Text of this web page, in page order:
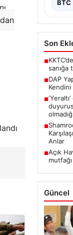
BTC
Son
■
sanığa
■DAP
■
■
Anlar
■Açık
Güncel